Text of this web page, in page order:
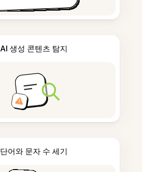
AI 생성 콘텐츠 탐지
단어와 문자 수 세기